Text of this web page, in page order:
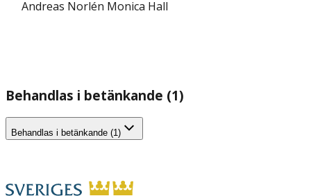
Andreas Norlén Monica Hall
Behandlas i betänkande (1)
Behandlas i betänkande (1)